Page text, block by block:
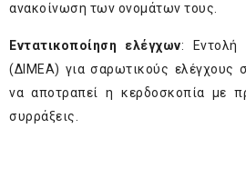
ανακοίνωση των ονομάτων τους.
Εντατικοποίηση ελέγχων: Εντολή
(ΔΙΜΕΑ) για σαρωτικούς ελέγχους
να αποτραπεί η κερδοσκοπία με
συρράξεις.